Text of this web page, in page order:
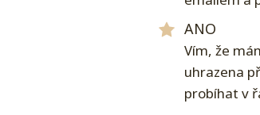
ANO
Vím, že
uhrazena
probíhat v